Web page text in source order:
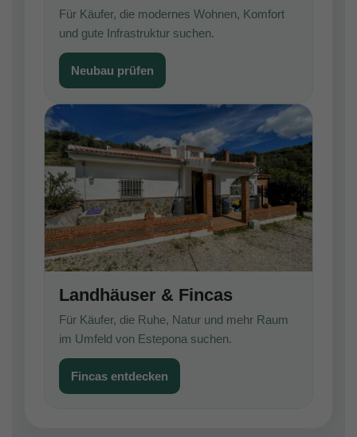
Für Käufer, die modernes Wohnen, Komfort
und gute Infrastruktur suchen.
Neubau prüfen
Landhäuser & Fincas
Für Käufer, die Ruhe, Natur und mehr Raum
im Umfeld von Estepona suchen.
Fincas entdecken